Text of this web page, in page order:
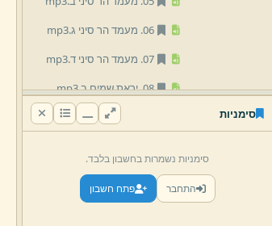
06. מעמד הר סיני ג.mp3
07. מעמד הר סיני ד.mp3
08.יראת שמים ב.mp3
mp3
11 יראת שמים ה.
mp3
12 יראת שמים ו.
mp3
סימניות
סימניות נשמרות בחשבון בלבד.
התחבר פתח חשבון